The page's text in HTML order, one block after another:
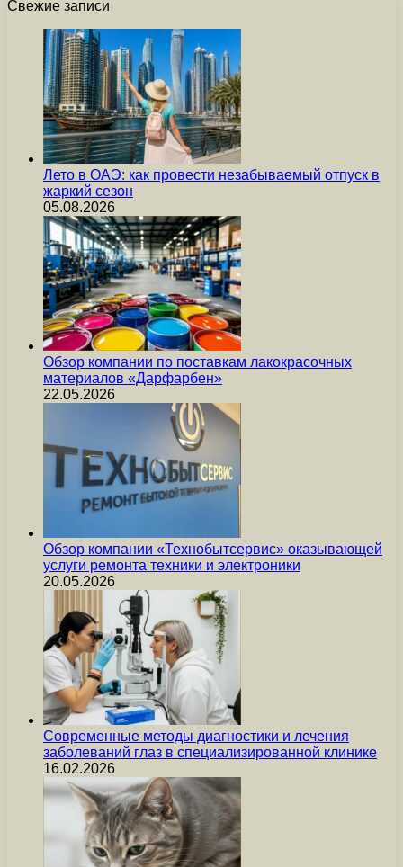
Свежие записи
Лето в ОАЭ: как провести незабываемый отпуск в
жаркий сезон
05.08.2026
Обзор компании по поставкам лакокрасочных
материалов «Дарфарбен»
22.05.2026
Обзор компании «Технобытсервис» оказывающей
услуги ремонта техники и электроники
20.05.2026
Современные методы диагностики и лечения
заболеваний глаз в специализированной клинике
16.02.2026